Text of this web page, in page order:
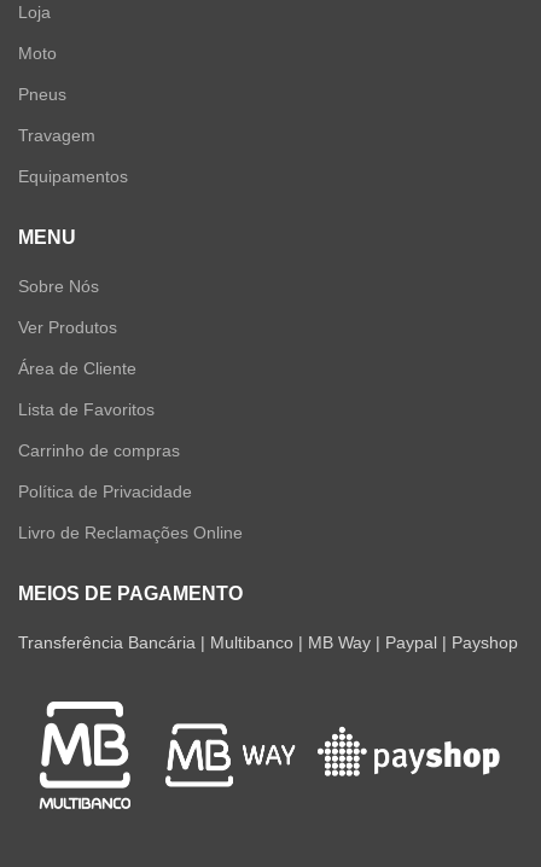
Loja
Moto
Pneus
Travagem
Equipamentos
MENU
Sobre Nós
Ver Produtos
Área de Cliente
Lista de Favoritos
Carrinho de compras
Política de Privacidade
Livro de Reclamações Online
MEIOS DE PAGAMENTO
Transferência Bancária | Multibanco | MB Way | Paypal | Payshop